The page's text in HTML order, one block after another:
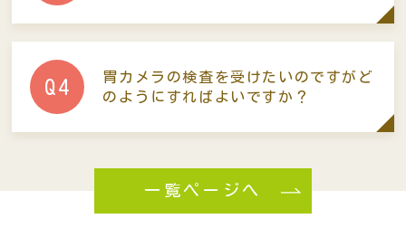
Q4 胃カメラの検査を受けたいのですが ど
のようにすればよいですか？
一覧ページへ